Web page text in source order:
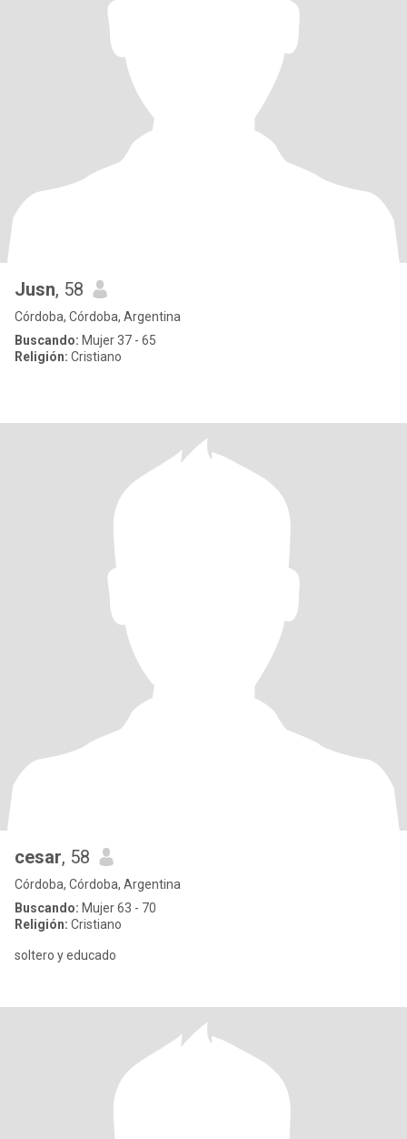
Jusn, 58
Córdoba, Córdoba, Argentina
Buscando: Mujer 37 - 65
Religión: Cristiano
cesar, 58
Córdoba, Córdoba, Argentina
Buscando: Mujer 63 - 70
Religión: Cristiano
soltero y educado